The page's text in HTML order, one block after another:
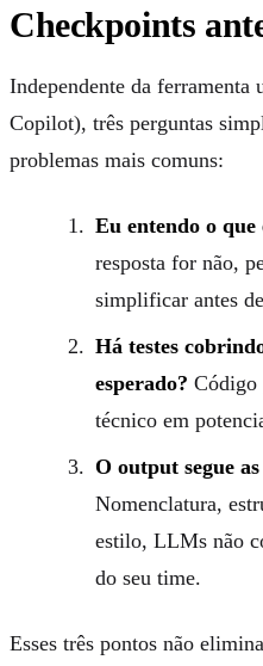
Checkpoints
Independente da ferramenta
Copilot), três perguntas
problemas mais comuns:
Eu entendo o que
resposta for não,
simplificar antes
Há testes
esperado? Código
técnico em
O output segue
Nomenclatura,
estilo, LLMs não
do seu time.
Esses três pontos não